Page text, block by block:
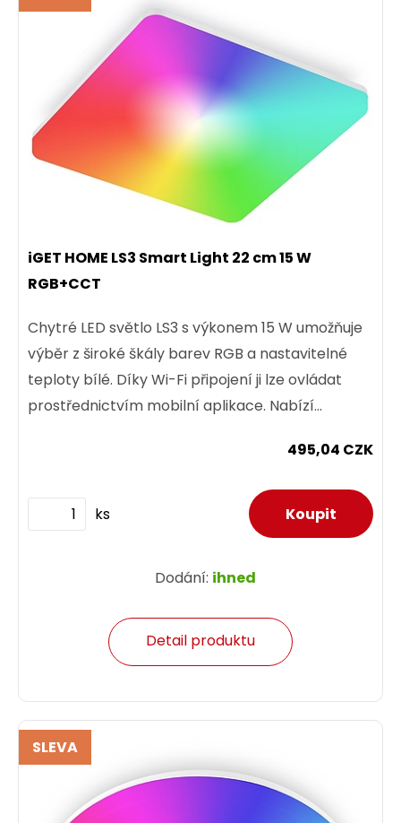
iGET HOME LS3 Smart Light 22 cm 15 W
RGB+CCT
Chytré LED světlo LS3 s výkonem 15 W umožňuje
výběr z široké škály barev RGB a nastavitelné
teploty bílé. Díky Wi-Fi připojení ji lze ovládat
prostřednictvím mobilní aplikace. Nabízí
495,04 CZK
ks
Dodání: ihned
Detail produktu
SLEVA